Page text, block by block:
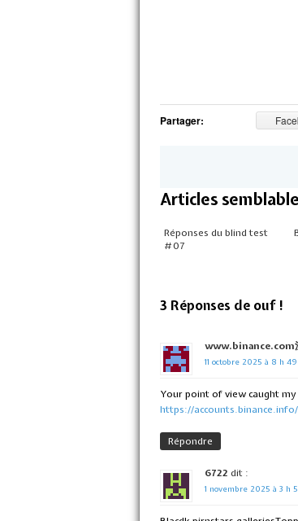
Partager:
Articles
Réponses du blind test
#07
3 Réponses de ouf !
www.binance.com
11 octobre 2025 à 8 h
Your point of view caught
https://
Répondre
6722 dit :
1 novembre 2025 à 3 h